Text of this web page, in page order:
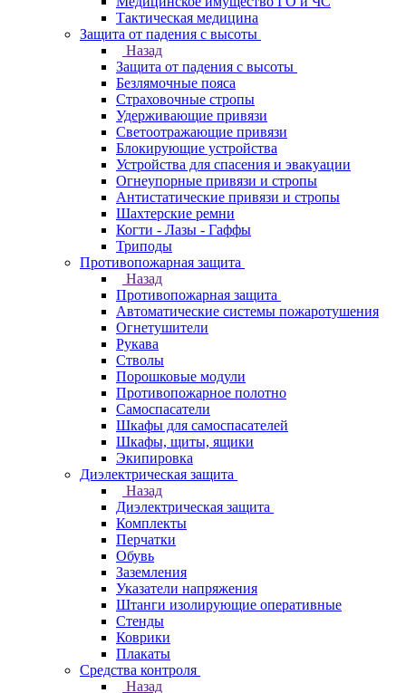
Тактическая медицина
Защита от падения с высоты
Назад
Защита от падения с высоты
Безлямочные пояса
Страховочные стропы
Удерживающие привязи
Светоотражающие привязи
Блокирующие устройства
Устройства для спасения и эвакуации
Огнеупорные привязи и стропы
Антистатические привязи и стропы
Шахтерские ремни
Когти - Лазы - Гаффы
Триподы
Противопожарная защита
Назад
Противопожарная защита
Автоматические системы пожаротушения
Огнетушители
Рукава
Стволы
Порошковые модули
Противопожарное полотно
Самоспасатели
Шкафы для самоспасателей
Шкафы, щиты, ящики
Экипировка
Диэлектрическая защита
Назад
Диэлектрическая защита
Комплекты
Перчатки
Обувь
Заземления
Указатели напряжения
Штанги изолирующие оперативные
Стенды
Коврики
Плакаты
Средства контроля
Назад